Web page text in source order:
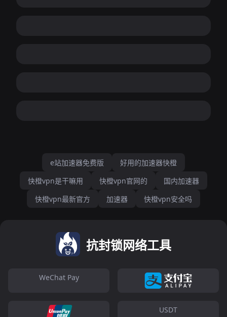
e站加速器免费版
好用的加速器快橙
快橙vpn是干嘛用
快橙vpn官网的
国内加速器
快橙vpn最新官方
加速器 快橙vpn安全吗
抗封锁网络工具
WeChat Pay
USDT